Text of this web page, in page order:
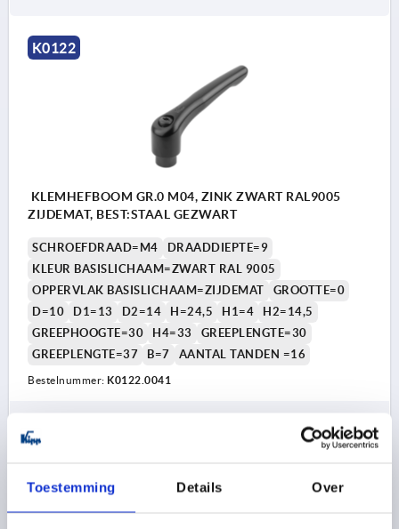
Toestemming Details Over
K0122
KLEMHEFBOOM GR.0 M04, ZINK ZWART RAL9005
ZIJDEMAT, BEST:STAAL GEZWART
SCHROEFDRAAD=M4
DRAADDIEPTE=9
KLEUR BASISLICHAAM=ZWART RAL 9005
OPPERVLAK BASISLICHAAM=ZIJDEMAT
GROOTTE=0
D=10
D1=13 D2=14 H=24,5 H1=4
H2=14,5
GREEPHOOGTE=30
H4=33
GREEPLENGTE=30
GREEPLENGTE=37
B=7 AANTAL TANDEN =16
Bestelnummer: K0122.0041
excl. BTW
DETAILS